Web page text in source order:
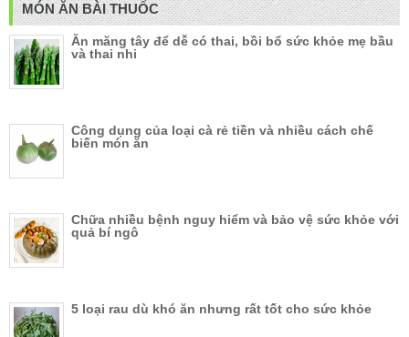
MÓN ĂN BÀI THUỐC
Ăn măng tây để dễ có thai, bồi bổ sức khỏe mẹ bầu
và thai nhi
Công dụng của loại cà rẻ tiền và nhiều cách chế
biến món ăn
Chữa nhiều bệnh nguy hiểm và bảo vệ sức khỏe với
quả bí ngô
5 loại rau dù khó ăn nhưng rất tốt cho sức khỏe